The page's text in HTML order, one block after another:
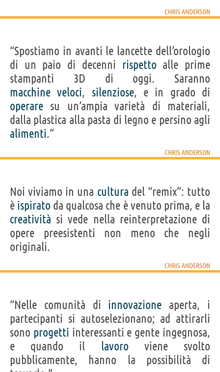
CHRIS ANDERSON
“Spostiamo in avanti le lancette dell’orologio
di un paio di decenni rispetto alle prime
stampanti 3D di oggi. Saranno
macchine veloci, silenziose, e in grado di
operare su un’ampia varietà di materiali,
dalla plastica alla pasta di legno e persino agli
alimenti.”
CHRIS ANDERSON
Noi viviamo in una cultura del “remix”: tutto
è ispirato da qualcosa che è venuto prima, e la
creatività si vede nella reinterpretazione di
opere preesistenti non meno che negli
originali.
CHRIS ANDERSON
“Nelle comunità di innovazione aperta, i
partecipanti si autoselezionano; ad attirarli
sono progetti interessanti e gente ingegnosa,
e quando il lavoro viene svolto
pubblicamente, hanno la possibilità di